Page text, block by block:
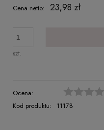
Cena netto: 23,98 zł
szt.
Ocena:
Kod produktu:
11178